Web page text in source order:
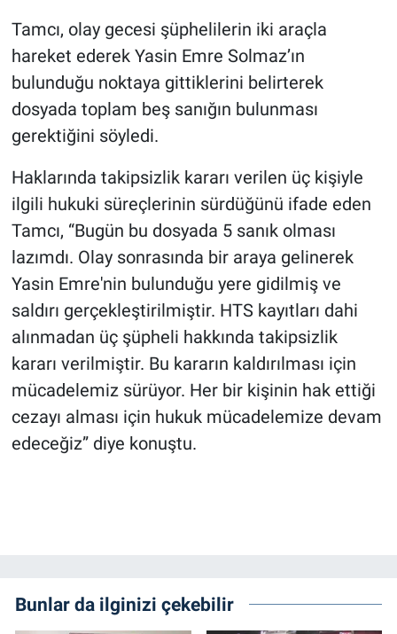
Tamcı, olay gecesi şüphelilerin iki araçla
hareket ederek Yasin Emre Solmaz’ın
bulunduğu noktaya gittiklerini belirterek
dosyada toplam beş sanığın bulunması
gerektiğini söyledi.
Haklarında takipsizlik kararı verilen üç kişiyle
ilgili hukuki süreçlerinin sürdüğünü ifade eden
Tamcı, “Bugün bu dosyada 5 sanık olması
lazımdı. Olay sonrasında bir araya gelinerek
Yasin Emre'nin bulunduğu yere gidilmiş ve
saldırı gerçekleştirilmiştir. HTS kayıtları dahi
alınmadan üç şüpheli hakkında takipsizlik
kararı verilmiştir. Bu kararın kaldırılması için
mücadelemiz sürüyor. Her bir kişinin hak ettiği
cezayı alması için hukuk mücadelemize devam
edeceğiz” diye konuştu.
Bunlar da ilginizi çekebilir